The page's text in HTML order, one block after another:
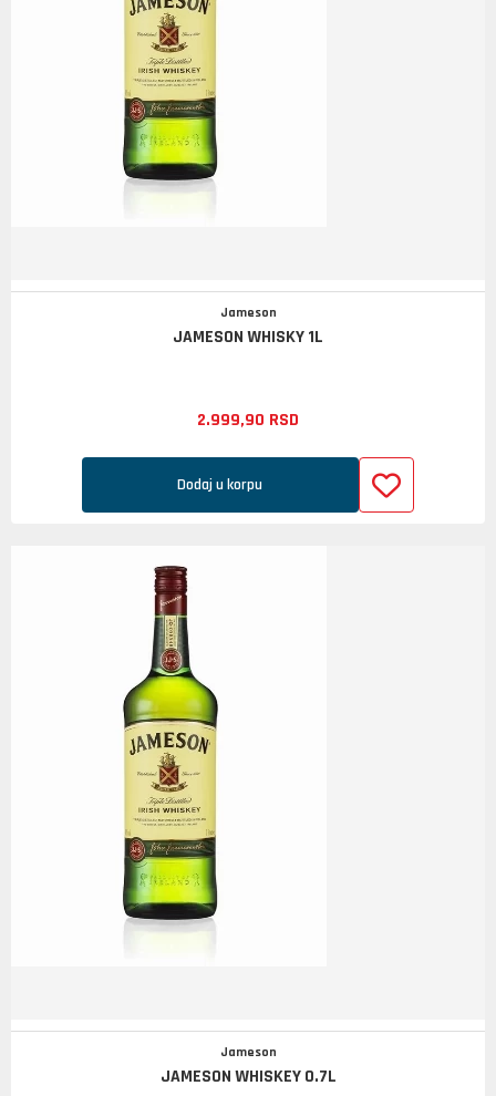
Jameson
JAMESON WHISKY 1L
2.999,90 RSD
Dodaj u korpu
Jameson
JAMESON WHISKEY 0.7L